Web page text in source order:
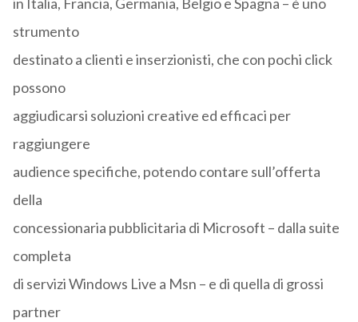
in Italia, Francia, Germania, Belgio e Spagna – è uno
strumento
destinato a clienti e inserzionisti, che con pochi click
possono
aggiudicarsi soluzioni creative ed efficaci per
raggiungere
audience specifiche, potendo contare sull’offerta
della
concessionaria pubblicitaria di Microsoft – dalla suite
completa
di servizi Windows Live a Msn – e di quella di grossi
partner